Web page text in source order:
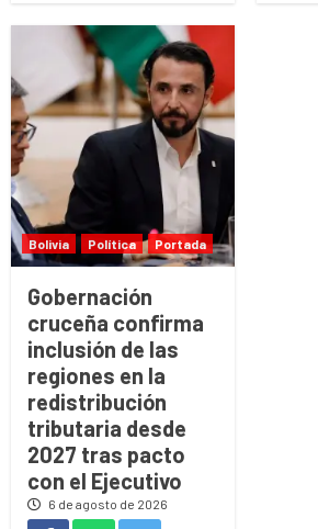
Bolivia Política Portada
Gobernación
cruceña confirma
inclusión de las
regiones en la
redistribución
tributaria desde
2027 tras pacto
con el Ejecutivo
6 de agosto de 2026